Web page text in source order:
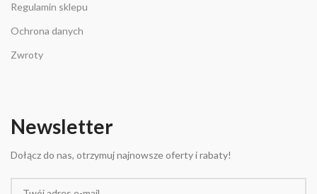
Regulamin sklepu
Ochrona danych
Zwroty
Newsletter
Dołącz do nas, otrzymuj najnowsze oferty i rabaty!